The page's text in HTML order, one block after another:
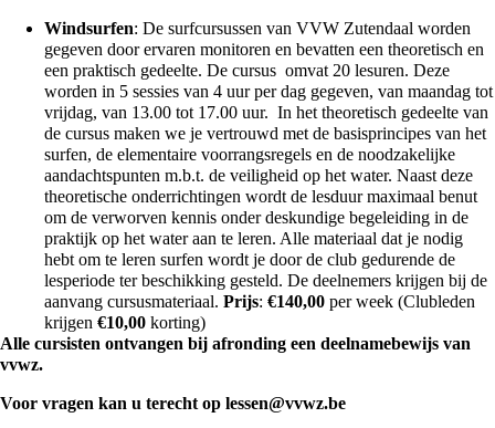
Windsurfen: De surfcursussen van VVW Zutendaal worden
gegeven door ervaren monitoren en bevatten een theoretisch en
een praktisch gedeelte. De cursus omvat 20 lesuren. Deze
worden in 5 sessies van 4 uur per dag gegeven, van maandag tot
vrijdag, van 13.00 tot 17.00 uur. In het theoretisch gedeelte van
de cursus maken we je vertrouwd met de basisprincipes van het
surfen, de elementaire voorrangsregels en de noodzakelijke
aandachtspunten m.b.t. de veiligheid op het water. Naast deze
theoretische onderrichtingen wordt de lesduur maximaal benut
om de verworven kennis onder deskundige begeleiding in de
praktijk op het water aan te leren. Alle materiaal dat je nodig
hebt om te leren surfen wordt je door de club gedurende de
lesperiode ter beschikking gesteld. De deelnemers krijgen bij de
aanvang cursusmateriaal. Prijs: €140,00 per week (Clubleden
krijgen €10,00 korting)
Alle cursisten ontvangen bij afronding een deelnamebewijs van
vvwz.
Voor vragen kan u terecht op lessen@vvwz.be